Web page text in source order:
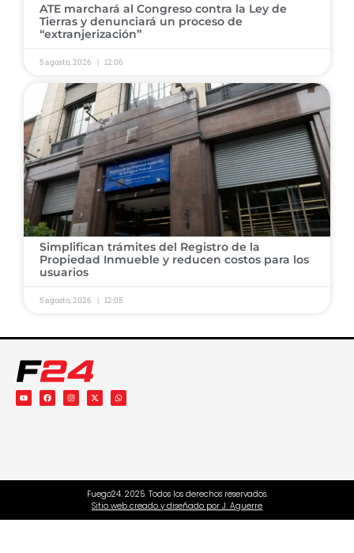
ATE marchará al Congreso contra la Ley de
Tierras y denunciará un proceso de
“extranjerización”
5 agosto, 2026 12:06
Simplifican trámites del Registro de la
Propiedad Inmueble y reducen costos para los
usuarios
5 agosto, 2026 12:05
Fuego24. 2025. Todos los derechos reservados.
Sitio web creado y diseñado por J. Aguerre